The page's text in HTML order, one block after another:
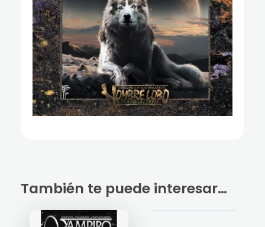
También te puede interesar…